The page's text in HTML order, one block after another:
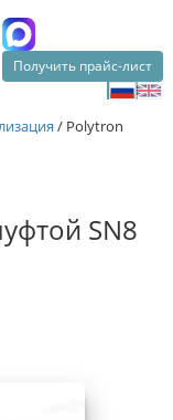
Получить прайс-лист
/ Polytron
SN8